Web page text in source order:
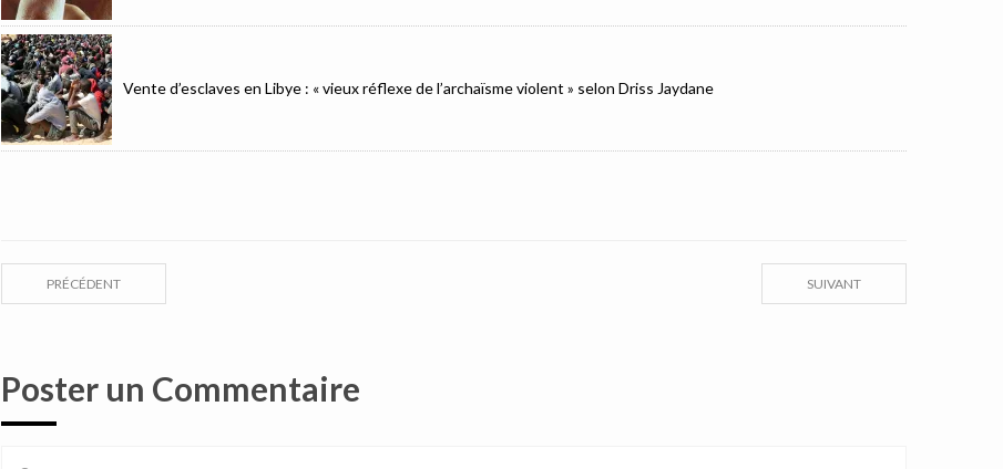
Vente d’esclaves en Libye : « vieux réflexe de l’archaïsme violent » selon Driss Jaydane
SUIVANT
PRÉCÉDENT
Poster un Commentaire